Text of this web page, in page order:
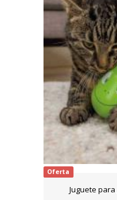
Oferta
Juguete